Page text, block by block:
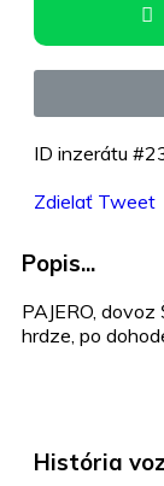
ID inzerátu
Zdielať Tweet
Popis...
PAJERO,
hrdze, po
História